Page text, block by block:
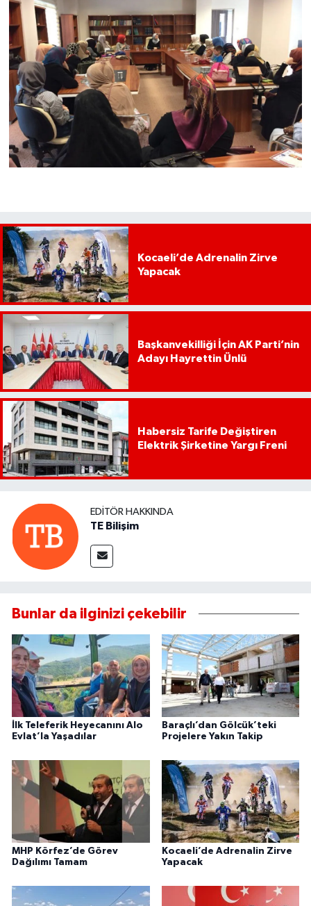
Kocaeli’de Adrenalin Zirve
Yapacak
Başkanvekilliği İçin AK Parti’nin
Adayı Hayrettin Ünlü
Habersiz Tarife Değiştiren
Elektrik Şirketine Yargı Freni
EDITÖR HAKKINDA
TE Bilişim
Bunlar da ilginizi çekebilir
İlk Teleferik Heyecanını Alo
Evlat’la Yaşadılar
Baraçlı’dan Gölcük’teki
Projelere Yakın Takip
MHP Körfez’de Görev
Dağılımı Tamam
Kocaeli’de Adrenalin Zirve
Yapacak